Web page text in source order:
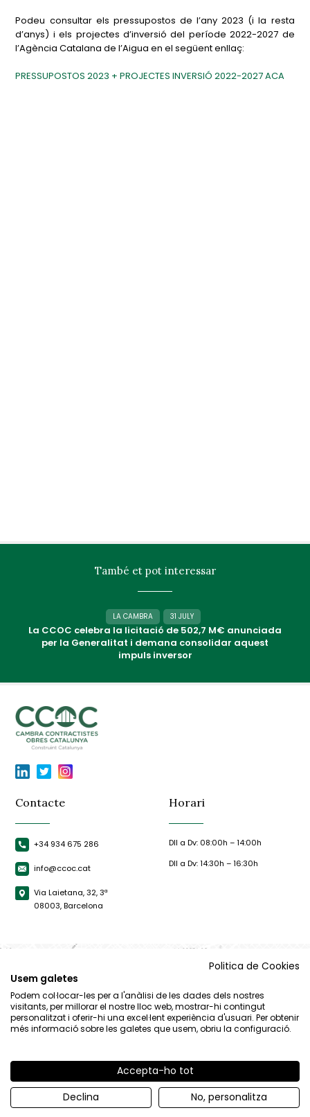
Podeu consultar els pressupostos de l’any 2023 (i la resta
d’anys) i els projectes d’inversió del període 2022-2027 de
l’Agència Catalana de l’Aigua en el següent enllaç:
PRESSUPOSTOS 2023 + PROJECTES INVERSIÓ 2022-2027 ACA
També et pot interessar
LA CAMBRA 31 JULY
La CCOC celebra la licitació de 502,7 M€ anunciada
per la Generalitat i demana consolidar aquest
impuls inversor
Contacte
+34 934 675 286
info@ccoc.cat
Via Laietana, 32, 3ª
08003, Barcelona
Horari
Dll a Dv: 08:00h – 14:00h
Dll a Dv: 14:30h – 16:30h
Avís Legal Política de privacitat | Política de cookies
By 100x100.net
Politica de Cookies
Usem galetes
Podem col·locar-les per a l'anàlisi de les dades dels nostres
visitants, per millorar el nostre lloc web, mostrar-hi contingut
personalitzat i oferir-hi una excel·lent experiència d'usuari. Per obtenir
més informació sobre les galetes que usem, obriu la configuració.
Accepta-ho tot
Declina
No, personalitza